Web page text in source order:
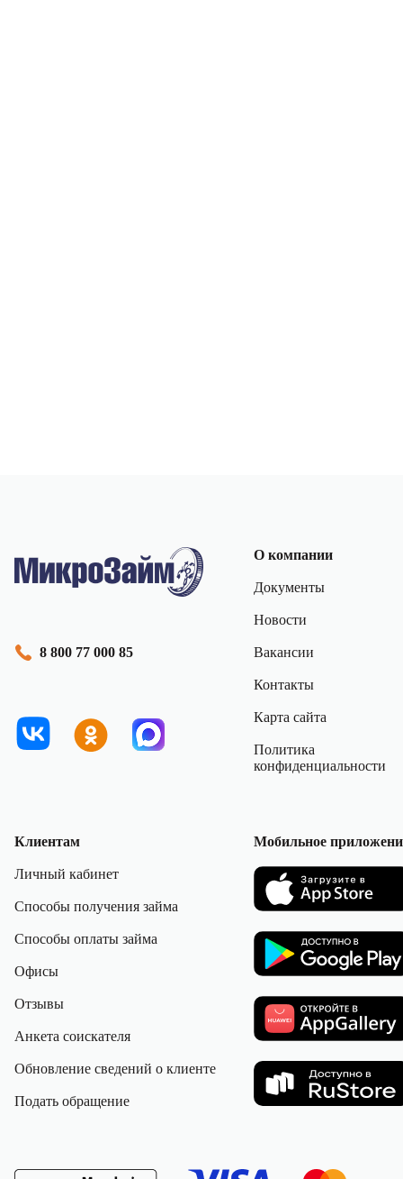
8 800 77 000 85
О компании
Документы
Новости
Вакансии
Контакты
Карта сайта
Политика
конфиденциальности
Клиентам
Личный кабинет
Способы получения займа
Способы оплаты займа
Офисы
Отзывы
Анкета соискателя
Обновление сведений о клиенте
Подать обращение
Мобильное